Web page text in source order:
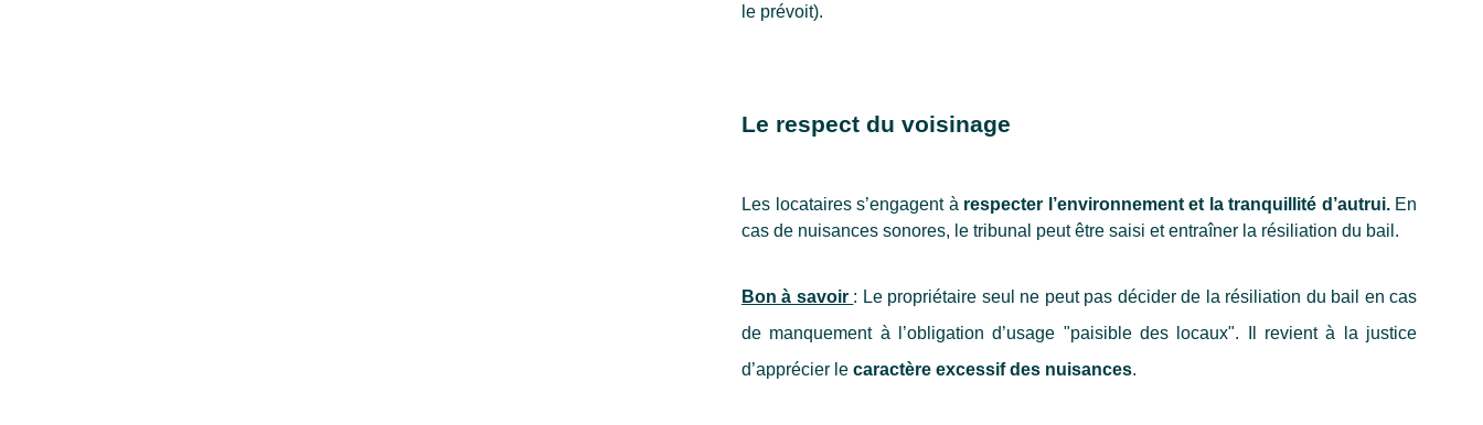
le prévoit).
Le respect du voisinage
Les locataires s’engagent à respecter l’environnement et la tranquillité d’autrui. En
cas de nuisances sonores, le tribunal peut être saisi et entraîner la résiliation du bail.
Bon à savoir : Le propriétaire seul ne peut pas décider de la résiliation du bail en cas
de manquement à l’obligation d’usage "paisible des locaux". Il revient à la justice
d’apprécier le caractère excessif des nuisances.